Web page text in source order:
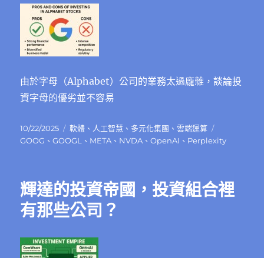
由於字母（Alphabet）公司的業務太過龐雜，談論投
資字母的優劣並不容易
發
佈
10/22/2025
分
類
軟體 、 人工智慧 、 多元化集團 、雲端運算
籤
GOOG 、GOOGL 、 META 、 NVDA 、OpenAI 、 Perplexity
輝達的投資帝國，投資組合裡
有那些公司？